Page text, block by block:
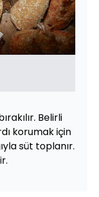
Belirli
korumak için
süt toplanır.